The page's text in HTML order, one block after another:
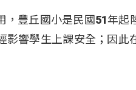
豐丘國小是民國51年起
影響學生上課安全；因此